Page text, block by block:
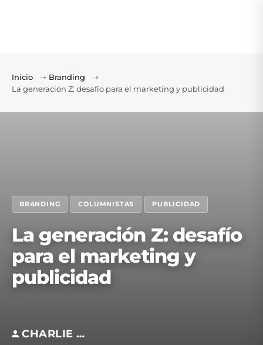
Inicio ⇢ Branding
⇢
La generación Z: desafío para el marketing y publicidad
BRANDING COLUMNISTAS PUBLICIDAD
La generación Z: desafío
para el marketing y
publicidad
CHARLIE HELIAS